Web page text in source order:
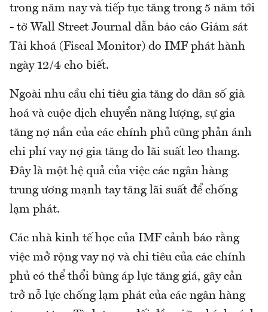
trong năm nay và tiếp tục tăng trong 5 năm tới
- tờ Wall Street Journal dẫn báo cáo Giám sát
Tài khoá (Fiscal Monitor) do IMF phát hành
ngày 12/4 cho biết.
Ngoài nhu cầu chi tiêu gia tăng do dân số già
hoá và cuộc dịch chuyển năng lượng, sự gia
tăng nợ nần của các chính phủ cũng phản ánh
chi phí vay nợ gia tăng do lãi suất leo thang.
Đây là một hệ quả của việc các ngân hàng
trung ương mạnh tay tăng lãi suất để chống
lạm phát.
Các nhà kinh tế học của IMF cảnh báo rằng
việc mở rộng vay nợ và chi tiêu của các chính
phủ có thể thổi bùng áp lực tăng giá, gây cản
trở nỗ lực chống lạm phát của các ngân hàng